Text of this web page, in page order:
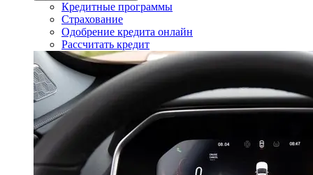
Кредитные программы
Страхование
Одобрение кредита онлайн
Рассчитать кредит